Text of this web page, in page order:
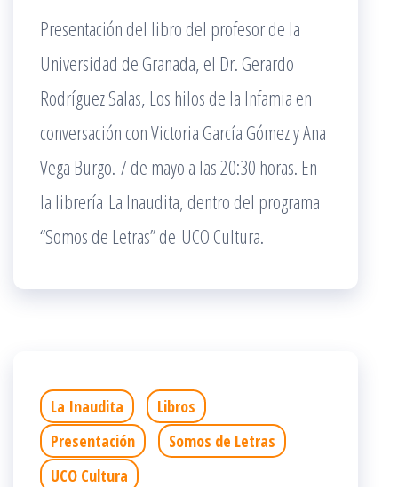
Presentación del libro del profesor de la
Universidad de Granada, el Dr. Gerardo
Rodríguez Salas, Los hilos de la Infamia en
conversación con Victoria García Gómez y Ana
Vega Burgo. 7 de mayo a las 20:30 horas. En
la librería La Inaudita, dentro del programa
“Somos de Letras” de UCO Cultura.
La Inaudita
Libros
Presentación
Somos de Letras
UCO Cultura